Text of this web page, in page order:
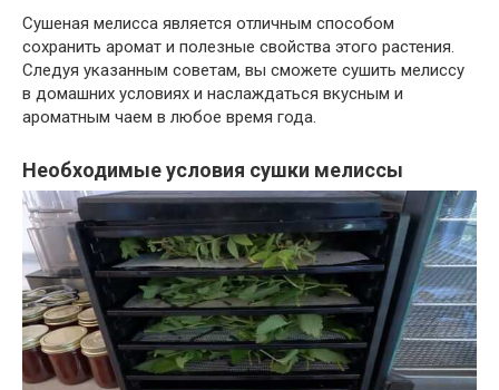
Сушеная мелисса является отличным способом
сохранить аромат и полезные свойства этого растения.
Следуя указанным советам, вы сможете сушить мелиссу
в домашних условиях и наслаждаться вкусным и
ароматным чаем в любое время года.
Необходимые условия сушки мелиссы